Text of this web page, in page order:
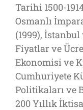
Tarihi 1500-
Osmanlı
(1999),
Fiyatlar ve
Ekonomisi ve
Cumhuriyete
Politikaları ve
200 Yıllık